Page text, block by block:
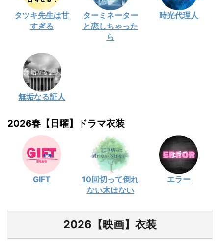
タツキ先生は甘
すぎる
ターミネーター
と恋しちゃった
ら
時光代理人
無垢なる証人
2026春【日曜】ドラマ衣装
GIFT
10回切って倒れ
ない木はない
エラー
2026【映画】衣装